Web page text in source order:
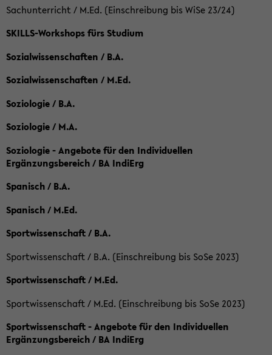
Sachunterricht / M.Ed. (Einschreibung bis WiSe 23/24)
SKILLS-Workshops fürs Studium
Sozialwissenschaften / B.A.
Sozialwissenschaften / M.Ed.
Soziologie / B.A.
Soziologie / M.A.
Soziologie - Angebote für den Individuellen
Ergänzungsbereich / BA IndiErg
Spanisch / B.A.
Spanisch / M.Ed.
Sportwissenschaft / B.A.
Sportwissenschaft / B.A. (Einschreibung bis SoSe 2023)
Sportwissenschaft / M.Ed.
Sportwissenschaft / M.Ed. (Einschreibung bis SoSe 2023)
Sportwissenschaft - Angebote für den Individuellen
Ergänzungsbereich / BA IndiErg